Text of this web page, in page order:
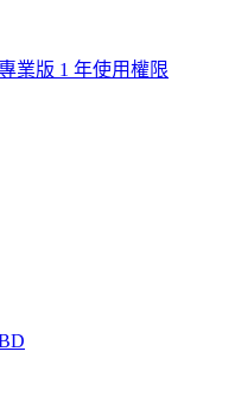
業版 1 年使用權限